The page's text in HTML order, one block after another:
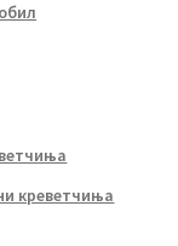
креветчиња